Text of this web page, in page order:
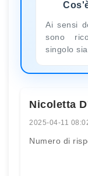
Ai sensi
sono
singolo
Nicoletta
2025-04-11
Numero di